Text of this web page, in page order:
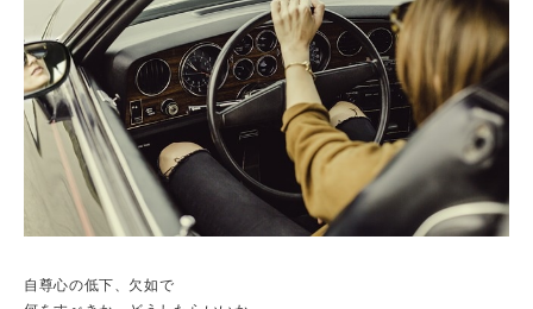
自尊心の低下、欠如で